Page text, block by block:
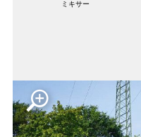
ミキサー